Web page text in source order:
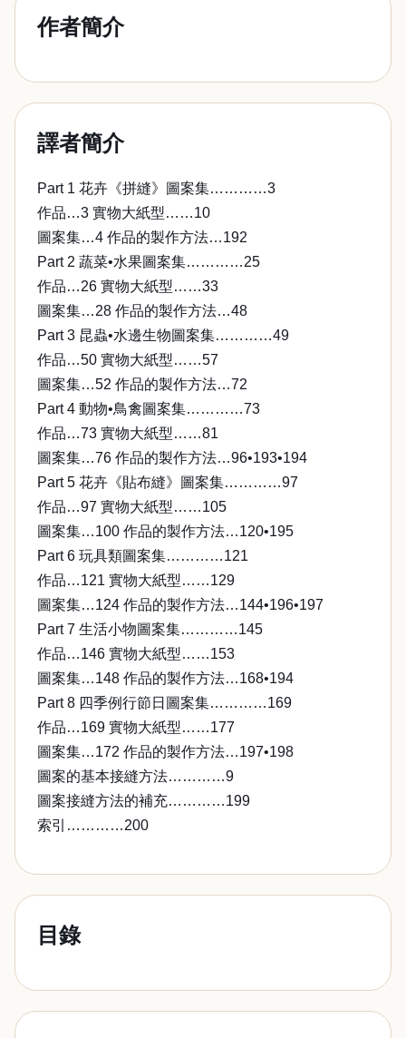
作者簡介
譯者簡介
Part 1 花卉《拼縫》圖案集…………3
作品…3 實物大紙型……10
圖案集…4 作品的製作方法…192
Part 2 蔬菜•水果圖案集…………25
作品…26 實物大紙型……33
圖案集…28 作品的製作方法…48
Part 3 昆蟲•水邊生物圖案集…………49
作品…50 實物大紙型……57
圖案集…52 作品的製作方法…72
Part 4 動物•鳥禽圖案集…………73
作品…73 實物大紙型……81
圖案集…76 作品的製作方法…96•193•194
Part 5 花卉《貼布縫》圖案集…………97
作品…97 實物大紙型……105
圖案集…100 作品的製作方法…120•195
Part 6 玩具類圖案集…………121
作品…121 實物大紙型……129
圖案集…124 作品的製作方法…144•196•197
Part 7 生活小物圖案集…………145
作品…146 實物大紙型……153
圖案集…148 作品的製作方法…168•194
Part 8 四季例行節日圖案集…………169
作品…169 實物大紙型……177
圖案集…172 作品的製作方法…197•198
圖案的基本接縫方法…………9
圖案接縫方法的補充…………199
索引…………200
目錄